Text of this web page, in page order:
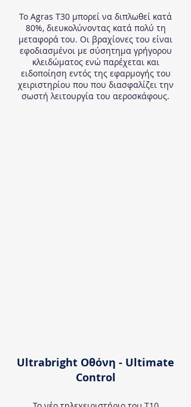
Το Agras T30 μπορεί να διπλωθεί κατά
80%, διευκολύνοντας κατά πολύ τη
μεταφορά του. Οι βραχίονες του είναι
εφοδιασμένοι με σύσητημα γρήγορου
κλειδώματος ενώ παρέχεται και
ειδοποίηση εντός της εφαρμογής του
χειριστηρίου που που διασφαλίζει την
σωστή λειτουργία του αεροσκάφους.
Ultrabright Οθόνη - Ultimate
Control